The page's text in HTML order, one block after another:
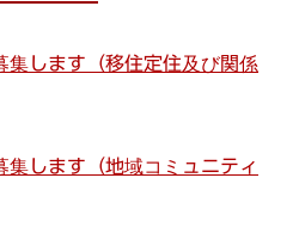
集します（移住定住及び関係
集します（地域コミュニティ